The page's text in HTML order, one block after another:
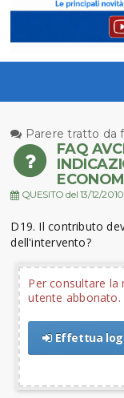
Parere tratto da
FAQ
QUESITO del 13/12/2010
D19. Il contributo
dell'intervento?
Per consultare la
utente
Effettua